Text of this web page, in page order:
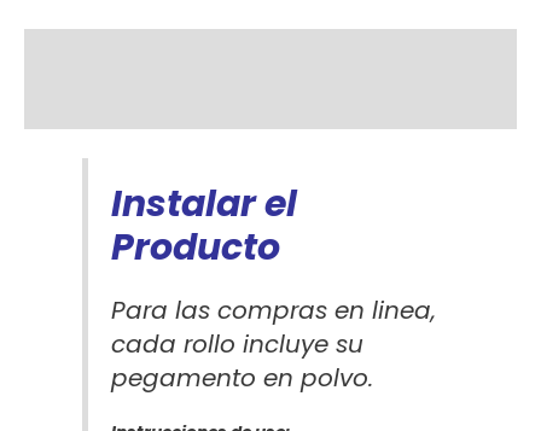
Instalar el
Producto
Para las compras en linea,
cada rollo incluye su
pegamento en polvo.